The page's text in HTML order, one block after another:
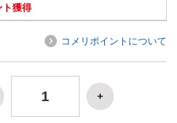
ト獲得
コメリポイントについて